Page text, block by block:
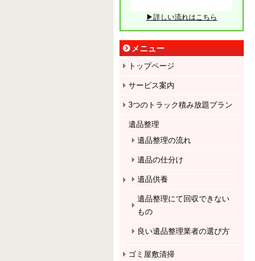
▶詳しい流れはこちら
メニュー
トップページ
サービス案内
3つのトラック積み放題プラン
遺品整理
遺品整理の流れ
遺品の仕分け
遺品供養
遺品整理にて回収できない
もの
良い遺品整理業者の選び方
ゴミ屋敷清掃